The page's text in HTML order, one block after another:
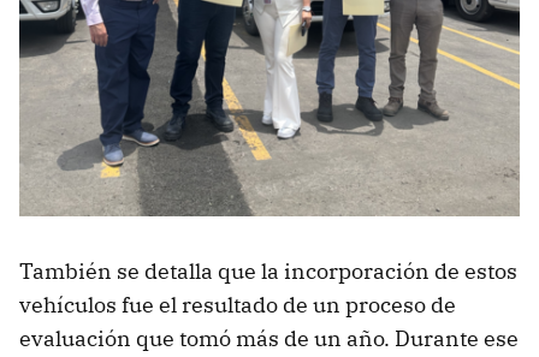
También se detalla que la incorporación de estos
vehículos fue el resultado de un proceso de
evaluación que tomó más de un año. Durante ese